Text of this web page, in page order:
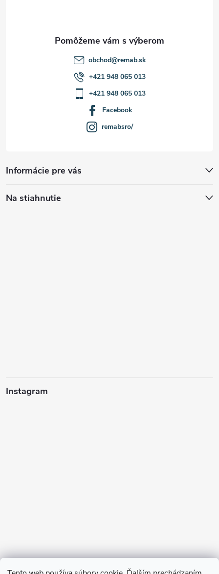
Informácie pre vás
Na stiahnutie
Instagram
Sledovať na Instagrame
obchod@remab.sk
+421 948 065 013
+421 948 065 013
Facebook
remabsro/